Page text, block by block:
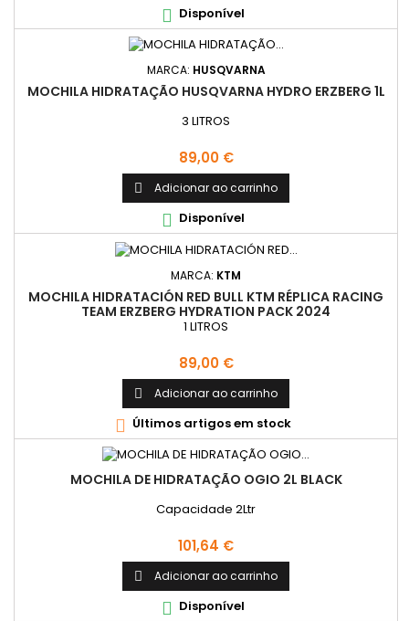
 Disponível
MARCA: HUSQVARNA
MOCHILA HIDRATAÇÃO HUSQVARNA HYDRO ERZBERG 1L
3 LITROS
Preço
89,00 €
 Adicionar ao carrinho
 Disponível
MARCA: KTM
MOCHILA HIDRATACIÓN RED BULL KTM RÉPLICA RACING
TEAM ERZBERG HYDRATION PACK 2024
1 LITROS
Preço
89,00 €
 Adicionar ao carrinho
 Últimos artigos em stock
MOCHILA DE HIDRATAÇÃO OGIO 2L BLACK
Capacidade 2Ltr
Preço
101,64 €
 Adicionar ao carrinho
 Disponível